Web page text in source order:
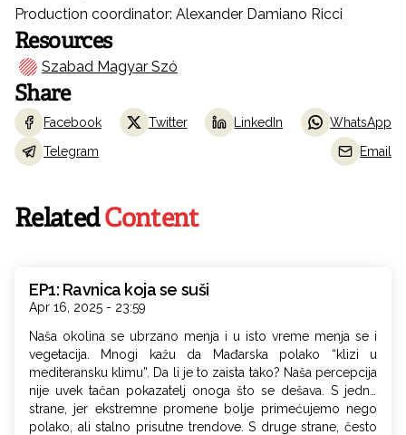
Production coordinator: Alexander Damiano Ricci
Resources
Szabad Magyar Szó
Share
Facebook Twitter LinkedIn
WhatsApp
Telegram
Email
RelatedContent
EP1: Ravnica koja se suši
Apr 16, 2025 - 23:59
Naša okolina se ubrzano menja i u isto vreme menja se i
vegetacija. Mnogi kažu da Mađarska polako “klizi u
mediteransku klimu”. Da li je to zaista tako? Naša percepcija
nije uvek tačan pokazatelj onoga što se dešava. S jedne
strane, jer ekstremne promene bolje primećujemo nego
polako, ali stalno prisutne trendove. S druge strane, često